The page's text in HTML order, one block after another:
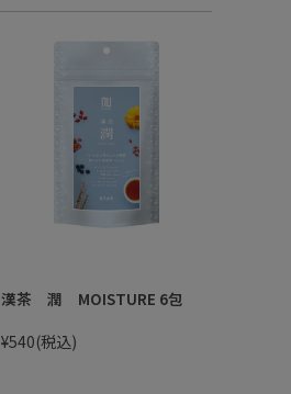
漢茶 潤 MOISTURE 6包
¥540(税込)